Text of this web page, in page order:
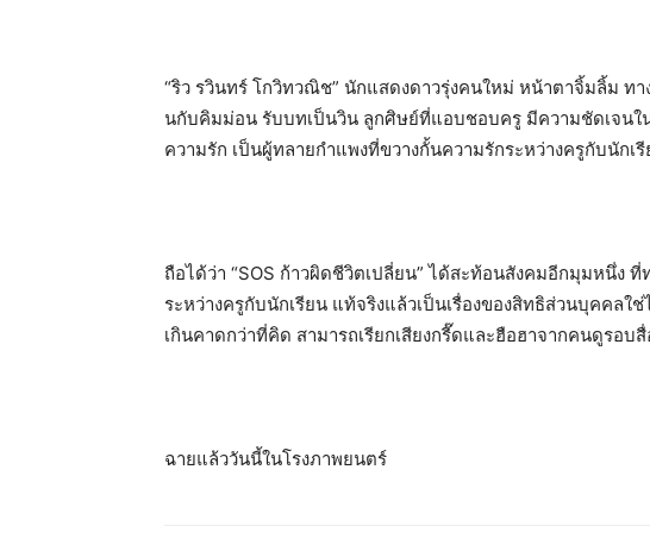
“ริว รวินทร์ โกวิทวณิช” นักแสดงดาวรุ่งคนใหม่ หน้าตาจิ้มลิ้ม ทา
นกับคิมม่อน รับบทเป็นวิน ลูกศิษย์ที่แอบชอบครู มีความชัดเจนใ
ความรัก เป็นผู้ทลายกำแพงที่ขวางกั้นความรักระหว่างครูกับนักเ
ถือได้ว่า “SOS ก้าวผิดชีวิตเปลี่ยน” ได้สะท้อนสังคมอีกมุมหนึ่ง
ระหว่างครูกับนักเรียน แท้จริงแล้วเป็นเรื่องของสิทธิส่วนบุคคลใ
เกินคาดกว่าที่คิด สามารถเรียกเสียงกรี๊ดและฮือฮาจากคนดูรอบ
ฉายแล้ววันนี้ในโรงภาพยนตร์